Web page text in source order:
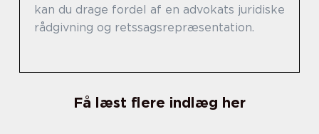
kan du drage fordel af en advokats juridiske
rådgivning og retssagsrepræsentation.
Få læst flere indlæg her